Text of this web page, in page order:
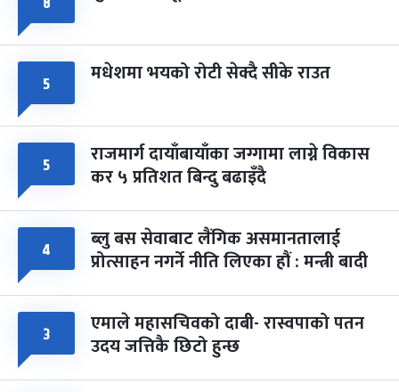
५ मधेशमा भयको रोटी सेक्दै सीके राउत
५ राजमार्ग दायाँबायाँका जग्गामा लाग्ने विकास
कर ५ प्रतिशत बिन्दु बढाइँदै
४ ब्लु बस सेवाबाट लैंगिक असमानतालाई
प्रोत्साहन नगर्ने नीति लिएका हौं : मन्त्री बादी
३ एमाले महासचिवको दाबी- रास्वपाको पतन
उदय जत्तिकै छिटो हुन्छ